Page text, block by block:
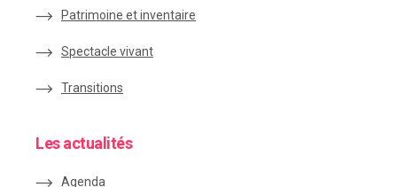
Patrimoine et inventaire
Spectacle vivant
Transitions
Les actualités
Agenda